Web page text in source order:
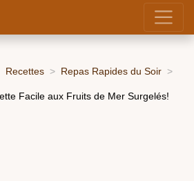
Recettes Repas Rapides du Soir
Facile aux Fruits de Mer Surgelés!